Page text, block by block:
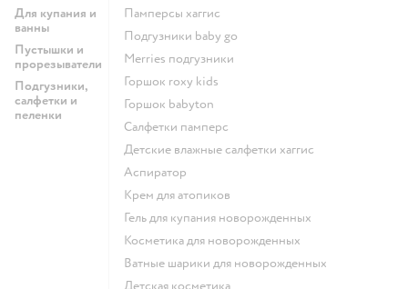
Для купания и
ванны
Пустышки и
прорезыватели
Подгузники,
салфетки и
пеленки
памперсы хаггис
подгузники baby go
merries подгузники
горшок roxy kids
горшок babyton
салфетки памперс
детские влажные салфетки хаггис
аспиратор
крем для атопиков
гель для купания новорожденных
косметика для новорожденных
ватные шарики для новорожденных
детская косметика